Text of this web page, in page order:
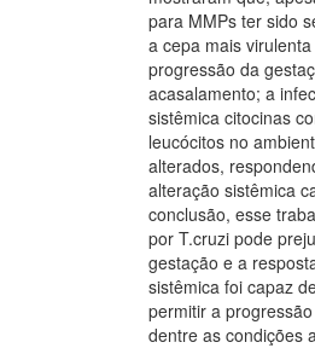
para MMPs ter sido
a cepa mais
progressão da
acasalamento; a
sistêmica citocinas
leucócitos no
alterados,
alteração sistêmica
conclusão, esse
por T.cruzi pode
gestação e a
sistêmica foi capaz
permitir a
dentre as condições